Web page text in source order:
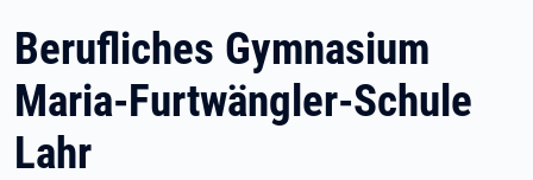
Berufliches Gymnasium
Maria-Furtwängler-Schule
Lahr